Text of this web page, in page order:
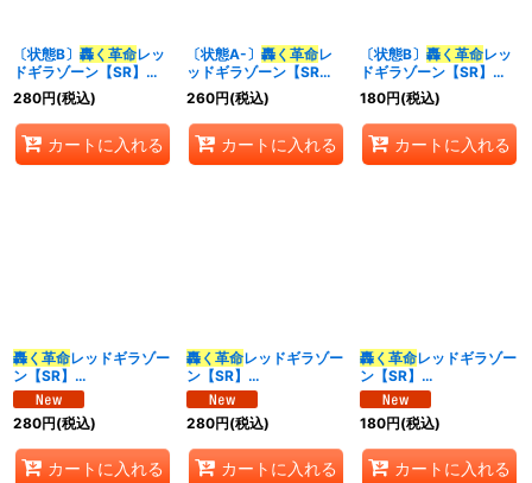
〔状態B〕 轟く革命レッ
ドギラゾーン【SR】
{EX1536/50}《多》
280円(税込)
カートに入れる
〔状態A-〕 轟く革命レ
ッドギラゾーン【SR】
{22BD37/14}《多》
260円(税込)
カートに入れる
〔状態B〕 轟く革命レッ
ドギラゾーン【SR】
{22BD37/14}《多》
180円(税込)
カートに入れる
轟く革命レッドギラゾー
ン【SR】
{26SD1K2F/10}《多》
280円(税込)
カートに入れる
轟く革命レッドギラゾー
ン【SR】
{25RP3TR5/TR9}
《多》
280円(税込)
カートに入れる
轟く革命レッドギラゾー
ン【SR】
{26RP2TD5/TD5}
《多》
180円(税込)
カートに入れる